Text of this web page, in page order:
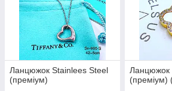
Ланцюжок Stainlees Steel
(преміум)
Ланцюжок
(преміум)